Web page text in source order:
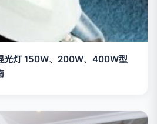
光灯 150W、200W、400W型